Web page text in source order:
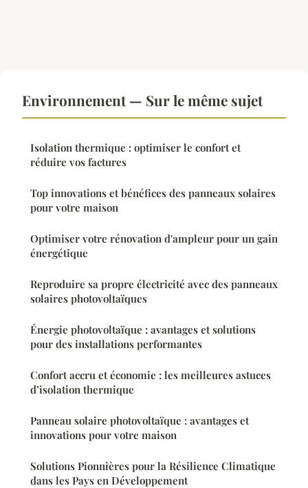
Environnement — Sur le même sujet
Isolation thermique : optimiser le confort et
réduire vos factures
Top innovations et bénéfices des panneaux solaires
pour votre maison
Optimiser votre rénovation d'ampleur pour un gain
énergétique
Reproduire sa propre électricité avec des panneaux
solaires photovoltaïques
Énergie photovoltaïque : avantages et solutions
pour des installations performantes
Confort accru et économie : les meilleures astuces
d’isolation thermique
Panneau solaire photovoltaïque : avantages et
innovations pour votre maison
Solutions Pionnières pour la Résilience Climatique
dans les Pays en Développement